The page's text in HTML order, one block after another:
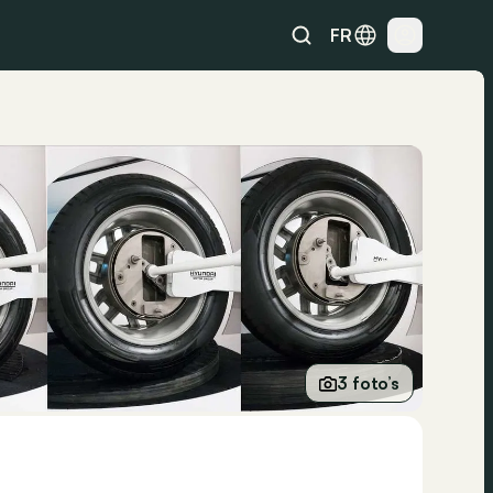
FR
3 foto’s